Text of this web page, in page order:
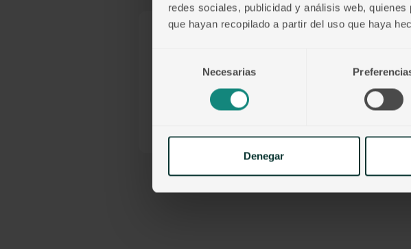
redes sociales, publicidad y análisis web,
que hayan recopilado a partir del uso que haya
consentimiento
Necesarias
Denegar